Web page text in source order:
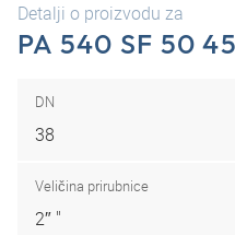
Detalji o proizvodu za
PA 540 SF 50
DN
38
Veličina prirubnice
2″ "